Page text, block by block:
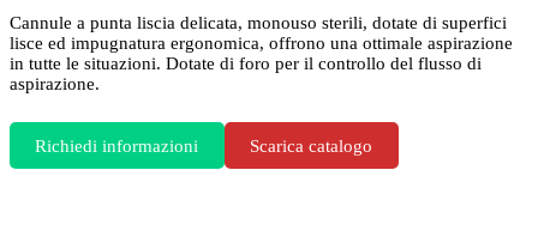
Cannule a punta liscia delicata, monouso sterili, dotate di superfici
lisce ed impugnatura ergonomica, offrono una ottimale aspirazione
in tutte le situazioni. Dotate di foro per il controllo del flusso di
aspirazione.
Richiedi informazioni Scarica catalogo